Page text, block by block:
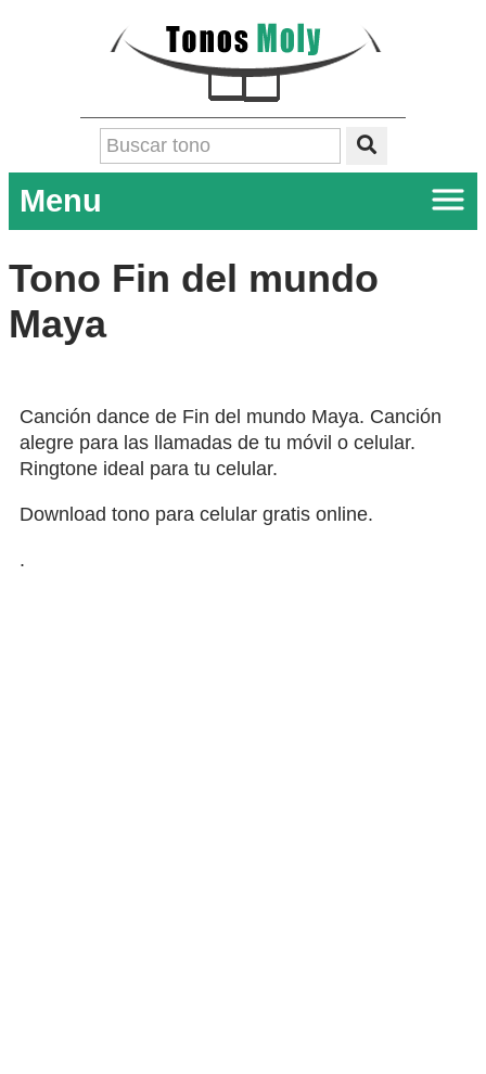
Menu
Tono Fin del mundo
Maya
Canción dance de Fin del mundo Maya. Canción
alegre para las llamadas de tu móvil o celular.
Ringtone ideal para tu celular.
Download tono para celular gratis online.
.